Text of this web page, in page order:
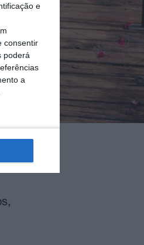
e
consentir
poderá
a